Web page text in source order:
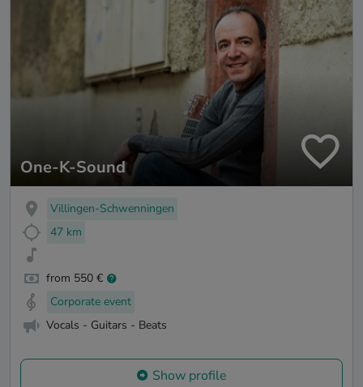
One-K-Sound
Villingen-Schwenningen
47 km
from 550 €
Corporate event
Vocals - Guitars - Beats
Show profile